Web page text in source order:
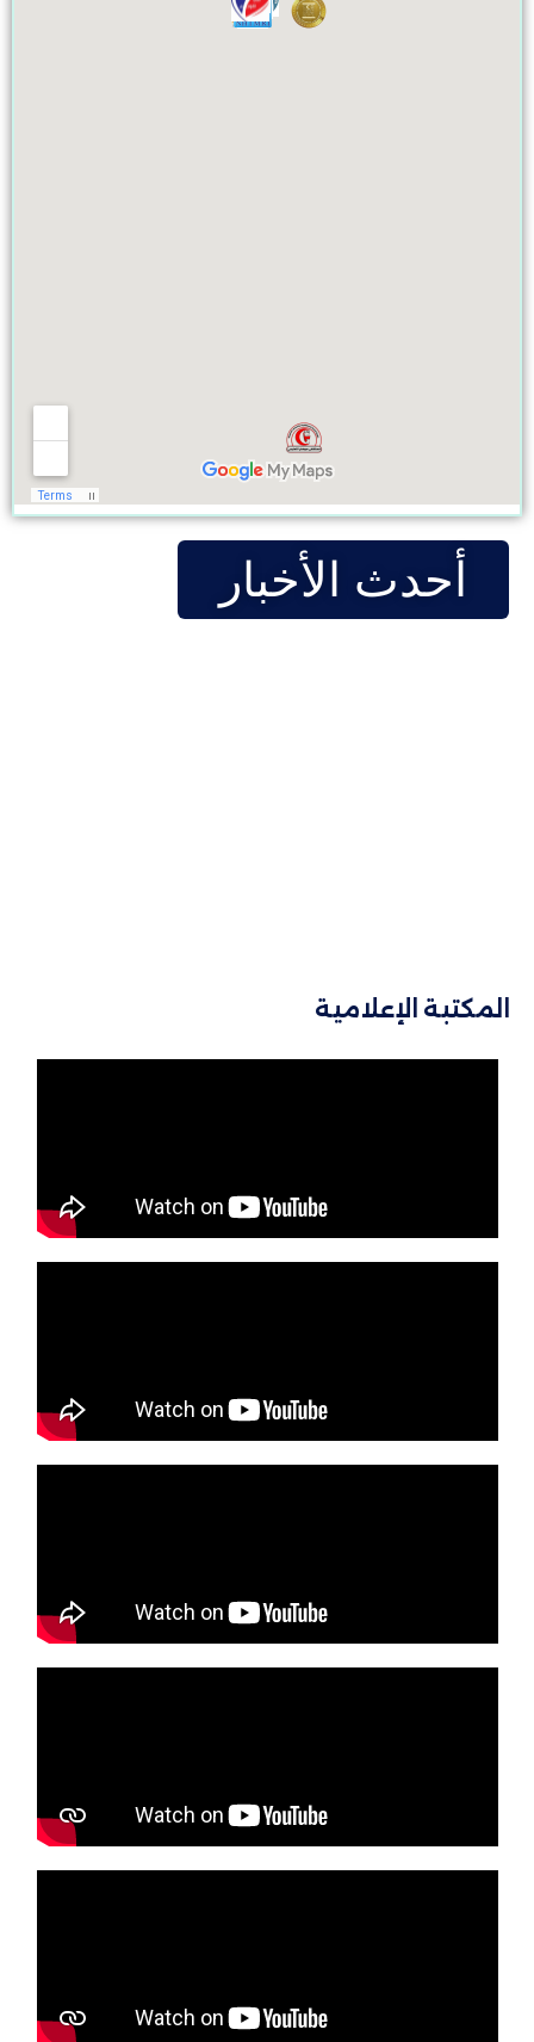
أحدث الأخبار
المكتبة الإعلامية